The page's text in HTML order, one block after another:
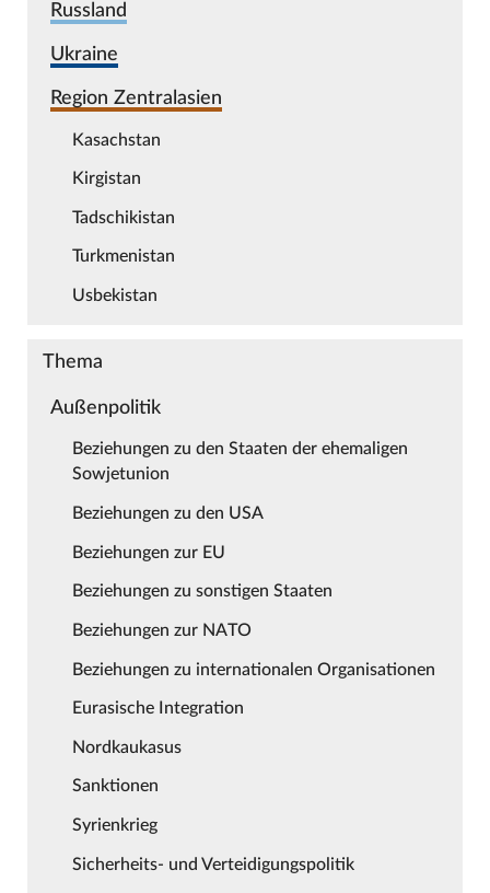
Russland
Ukraine
Region Zentralasien
Kasachstan
Kirgistan
Tadschikistan
Turkmenistan
Usbekistan
Thema
Außenpolitik
Beziehungen zu den Staaten der ehemaligen
Sowjetunion
Beziehungen zu den USA
Beziehungen zur EU
Beziehungen zu sonstigen Staaten
Beziehungen zur NATO
Beziehungen zu internationalen Organisationen
Eurasische Integration
Nordkaukasus
Sanktionen
Syrienkrieg
Sicherheits- und Verteidigungspolitik